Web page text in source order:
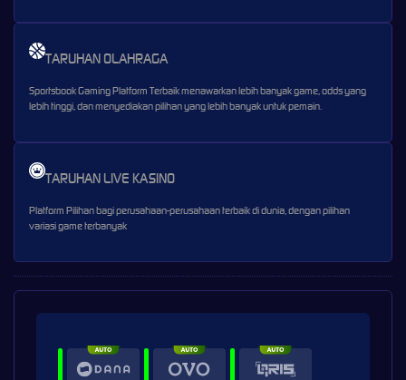
TARUHAN OLAHRAGA
Sportsbook Gaming Platform Terbaik menawarkan lebih banyak game, odds yang
lebih tinggi, dan menyediakan pilihan yang lebih banyak untuk pemain.
TARUHAN LIVE KASINO
Platform Pilihan bagi perusahaan-perusahaan terbaik di dunia, dengan pilihan
variasi game terbanyak